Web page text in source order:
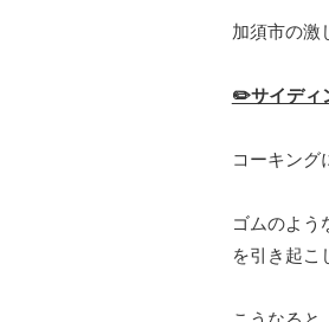
加須市の激
✏️サイディ
コーキング
ゴムのよう
を引き起こ